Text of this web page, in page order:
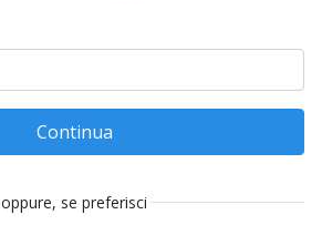
Continua
oppure, se preferisci